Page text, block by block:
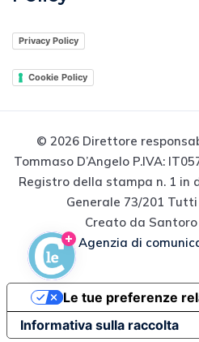
Privacy Policy
Cookie Policy
© 2026 Direttore
Tommaso D’Angelo P.IVA:
Registro della stampa n. 1 in
Generale 73/201
Creato da
Agenzia di
Informativa sulla raccolta
Le tue preferenze